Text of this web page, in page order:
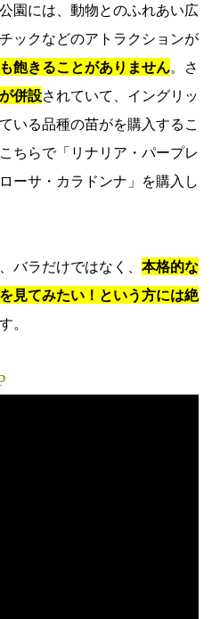
園には、動物とのふれあい広
ックなどのアトラクションが
飽きることがありません。さ
併設されていて、イングリッ
いる品種の苗がを購入するこ
ちらで「リナリア・パープレ
ーサ・カラドンナ」を購入し
バラだけではなく、 本格的な
見てみたい！という方には絶
。